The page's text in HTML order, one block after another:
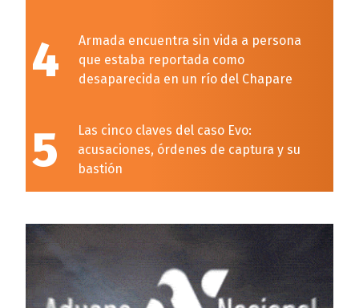
4
Armada encuentra sin vida a persona
que estaba reportada como
desaparecida en un río del Chapare
5
Las cinco claves del caso Evo:
acusaciones, órdenes de captura y su
bastión